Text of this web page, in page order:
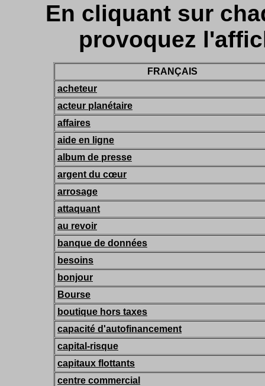
En cliquant sur
provoquez
FRANÇAIS
acheteur
acteur planétaire
affaires
aide en ligne
album de presse
argent du cœur
arrosage
attaquant
au revoir
banque de données
besoins
bonjour
Bourse
boutique hors taxes
capacité d'autofinancement
capital-risque
capitaux flottants
centre commercial